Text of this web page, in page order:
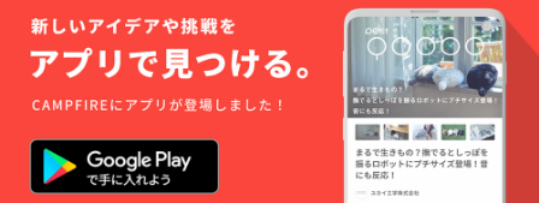
定で
す。
ありま
す、ご
了承く
ださ
い。 ◯
原産
国：日
本 ◯洗
濯方法
につい
前後左
右する
可能性
があり
ます
の場合
はメー
ルにて
ご連絡
遠慮く
ださ
い。 映
像を見
るため
にイン
ター
ネット
を使え
１ヶ月
を予定
してい
ます。
映像に
ついて
はメー
ルで、
ステッ